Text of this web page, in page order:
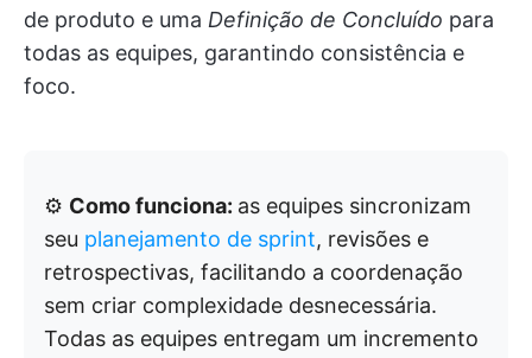
de produto e uma Definição de Concluído para
todas as equipes, garantindo consistência e
foco.
⚙️ Como funciona: as equipes sincronizam
seu planejamento de sprint, revisões e
retrospectivas, facilitando a coordenação
sem criar complexidade desnecessária.
Todas as equipes entregam um incremento